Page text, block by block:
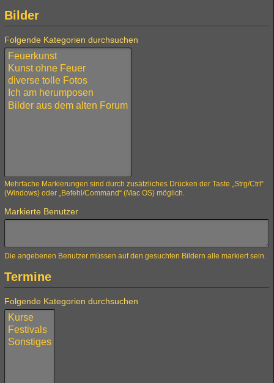
Bilder
Folgende Kategorien durchsuchen
Mehrfache Markierungen sind durch zusätzliches Drücken der Taste „Strg/Ctrl“
(Windows) oder „Befehl/Command“ (Mac OS) möglich.
Markierte Benutzer
Die angebenen Benutzer müssen auf den gesuchten Bildern alle markiert sein.
Termine
Folgende Kategorien durchsuchen